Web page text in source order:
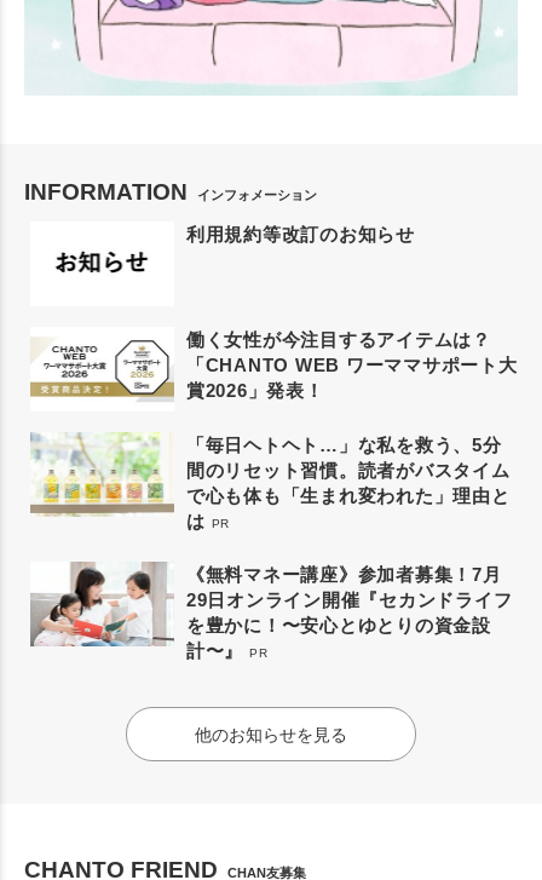
INFORMATION インフォメーション
利用規約等改訂のお知らせ
働く女性が今注目するアイテムは？
「CHANTO WEB ワーママサポート大
賞2026」発表！
「毎日ヘトヘト…」な私を救う、5分
間のリセット習慣。読者がバスタイム
で心も体も「生まれ変われた」理由と
は PR
《無料マネー講座》参加者募集！7月
29日オンライン開催『セカンドライフ
を豊かに！〜安心とゆとりの資金設
計〜』
PR
他のお知らせを見る
CHANTO FRIEND CHAN友募集